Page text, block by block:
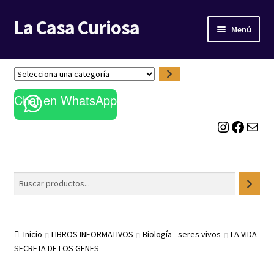
Ir
a
navegación
Ir
al
La Casa Curiosa Menú
LIBRERÍA
BLOG
S
e
l
e
a
c
Chat en WhatsApp
Instagram Facebook Correo electrónico
Buscar
Inicio LIBROS INFORMATIVOS Biología - seres vivos
LA VIDA
SECRETA DE LOS GENES